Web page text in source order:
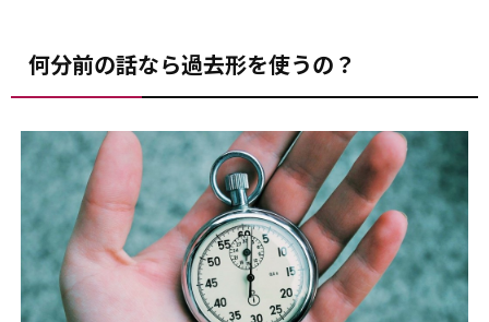
何分前の話なら過去形を使うの？